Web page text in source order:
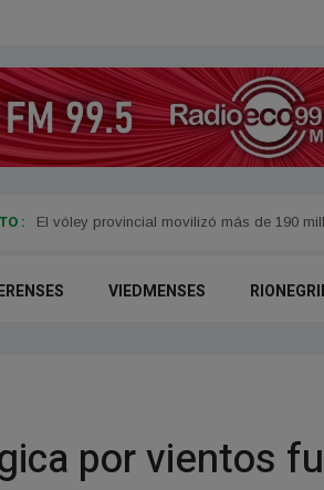
: Convocan a reuniones informativas por el
VIEDMENSES
por vientos